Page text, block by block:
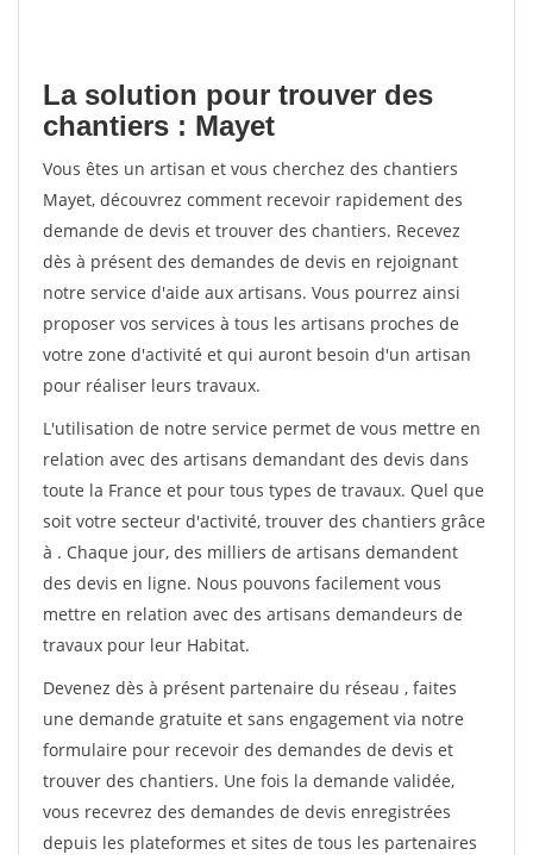
La solution pour trouver des
chantiers : Mayet
Vous êtes un artisan et vous cherchez des chantiers
Mayet, découvrez comment recevoir rapidement des
demande de devis et trouver des chantiers. Recevez
dès à présent des demandes de devis en rejoignant
notre service d'aide aux artisans. Vous pourrez ainsi
proposer vos services à tous les artisans proches de
votre zone d'activité et qui auront besoin d'un artisan
pour réaliser leurs travaux.
L'utilisation de notre service permet de vous mettre en
relation avec des artisans demandant des devis dans
toute la France et pour tous types de travaux. Quel que
soit votre secteur d'activité, trouver des chantiers grâce
à . Chaque jour, des milliers de artisans demandent
des devis en ligne. Nous pouvons facilement vous
mettre en relation avec des artisans demandeurs de
travaux pour leur Habitat.
Devenez dès à présent partenaire du réseau , faites
une demande gratuite et sans engagement via notre
formulaire pour recevoir des demandes de devis et
trouver des chantiers. Une fois la demande validée,
vous recevrez des demandes de devis enregistrées
depuis les plateformes et sites de tous les partenaires